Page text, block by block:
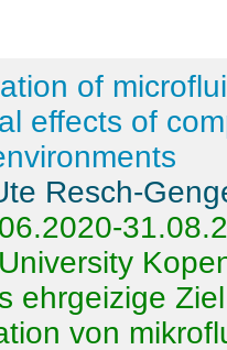
of
effects of
Resch-
ehrgeizige
von